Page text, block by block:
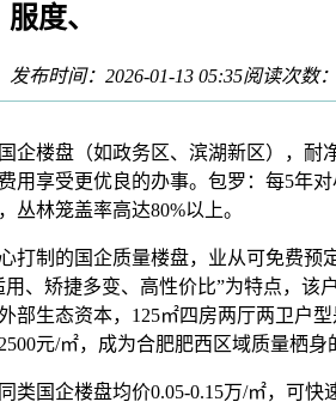
服度、
发布时间：2026-01-13 05:35阅读次数：
盘（如政务区、滨湖新区），耐
用享受更优良的办事。包罗：每5年
丛林笼盖率高达80%以上。
的国企质量楼盘，业从可免费预
、矫捷多变、高性价比”为特点，该
部生态资本，125㎡四房两厅两卫户
元/㎡，成为合肥肥西区域质量栖身
企楼盘均价0.05-0.15万/㎡，可快